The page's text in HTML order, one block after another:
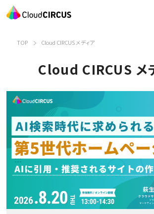
TOP Cloud CIRCUS メディア
Cloud CIRCUS メ